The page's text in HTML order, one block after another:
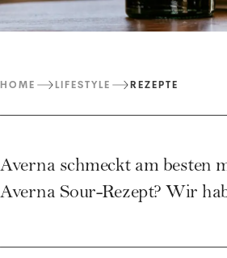
HOME LIFESTYLE REZEPTE
Averna schmeckt am
Averna Sour-Rezept? Wir